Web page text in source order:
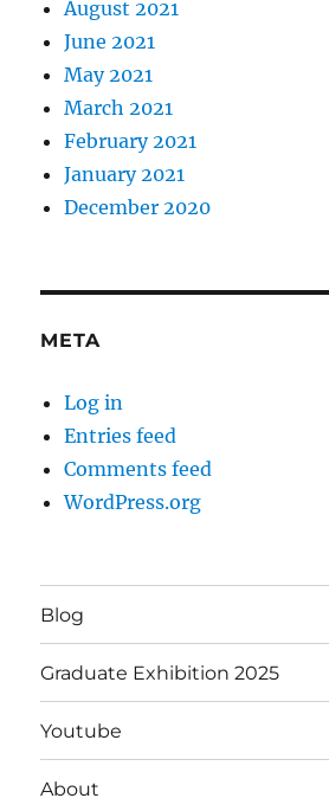
August 2021
June 2021
May 2021
March 2021
February 2021
January 2021
December 2020
META
Log in
Entries feed
Comments feed
WordPress.org
Blog
Graduate Exhibition 2025
Youtube
About